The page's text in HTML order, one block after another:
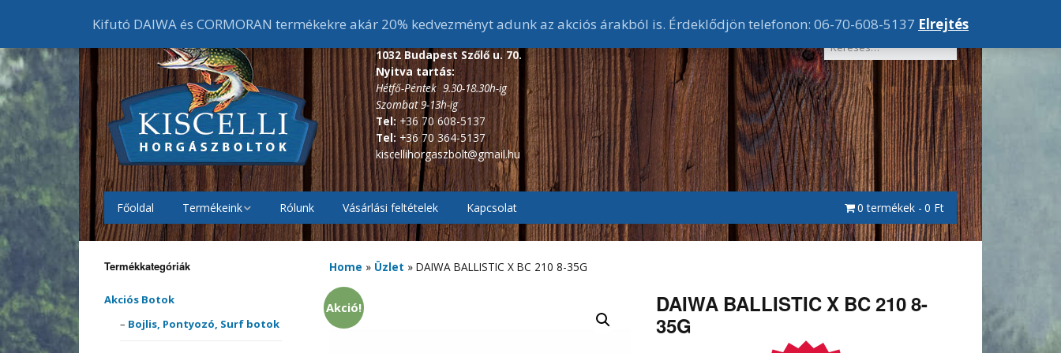
1032 Budapest Szőlő u. 70.
Nyitva tartás:
Hétfő-Péntek 9.30-18.30h-ig
Szombat 9-13h-ig
Tel:+36 70 608-5137
Tel: +36 70 364-5137
kiscellihorgaszbolt@gmail.hu
Főoldal Termékeink
Akciós Botok
Bojlis, Pontyozó, Surf
2.7m és 3 m-s bojlis
Feeder, Picker botok
orsók
Akciós Ruházat
Cipők, Bakancsok,
Rólunk Vásárlási feltételek Kapcsolat 0 termékek 0 Ft
Termékkategóriák
Akciós Botok
Bojlis, Pontyozó, Surf botok
Home » Üzlet »DAIWA BALLISTIC X BC 210 8-35G
Akció!
DAIWA BALLISTIC X BC 210 8-
35G
Kifutó DAIWA és CORMORAN termékekre akár 20% kedvezményt adunk az akciós árakból is. Érdeklődjön telefonon: 06-70-608-5137 Elrejtés